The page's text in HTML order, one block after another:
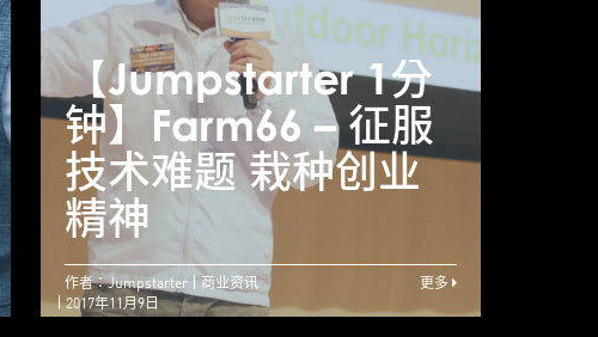
【Jumpstarter专
访】克服众筹困难
开拓初创契机 ──
关祖尧
【Jumpstarter 1分
钟】Farm66 – 征服
技术难题 栽种创业
精神
作者：Jumpstarter
商业资讯
2017年11月9日
更多